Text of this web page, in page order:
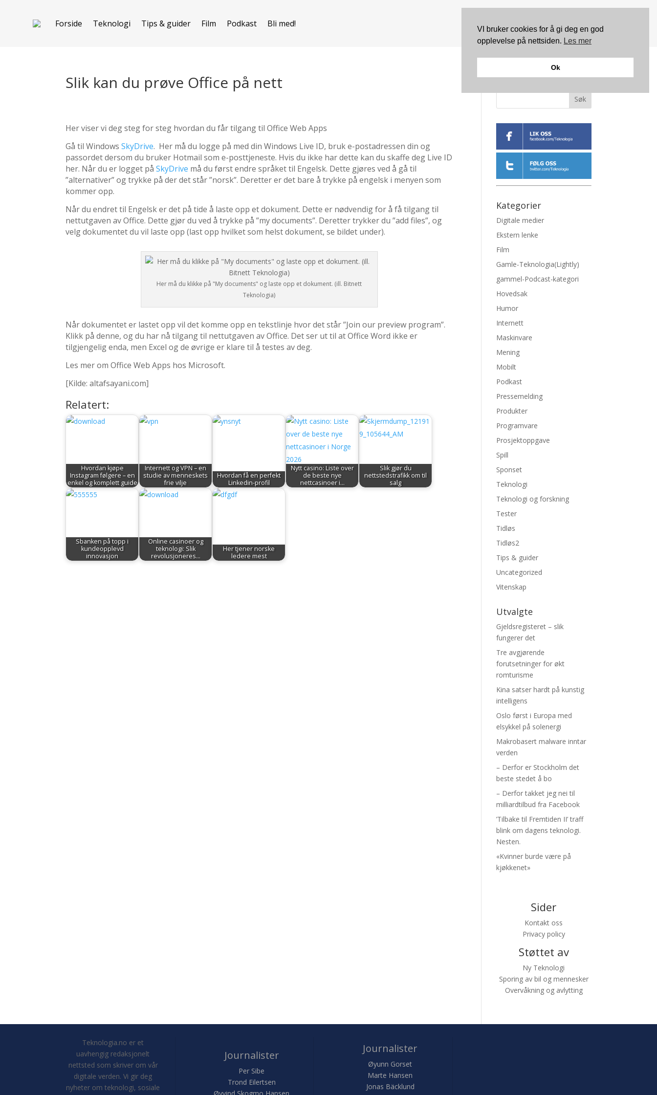
Forside Teknologi Tips & guider Film Podkast Bli med!
Slik kan du prøve Office på nett
Her viser vi deg steg for steg hvordan du får tilgang til Office Web Apps
Gå til Windows SkyDrive. Her må du logge på med din Windows Live ID, bruk e-postadressen din og
passordet dersom du bruker Hotmail som e-posttjeneste. Hvis du ikke har dette kan du skaffe deg Live ID
her. Når du er logget på SkyDrive må du først endre språket til Engelsk. Dette gjøres ved å gå til
”alternativer” og trykke på der det står ”norsk”. Deretter er det bare å trykke på engelsk i menyen som
kommer opp.
Når du endret til Engelsk er det på tide å laste opp et dokument. Dette er nødvendig for å få tilgang til
nettutgaven av Office. Dette gjør du ved å trykke på ”my documents”. Deretter trykker du ”add files”, og
velg dokumentet du vil laste opp (last opp hvilket som helst dokument, se bildet under).
Her må du klikke på "My documents" og laste opp et dokument. (ill. Bitnett
Teknologia)
Når dokumentet er lastet opp vil det komme opp en tekstlinje hvor det står ”Join our preview program”.
Klikk på denne, og du har nå tilgang til nettutgaven av Office. Det ser ut til at Office Word ikke er
tilgjengelig enda, men Excel og de øvrige er klare til å testes av deg.
Les mer om Office Web Apps hos Microsoft.
[Kilde: altafsayani.com]
Relatert:
Hvordan kjøpe
Instagram følgere – en
enkel og komplett guide
Internett og VPN – en
studie av menneskets
frie vilje
Hvordan få en perfekt
Linkedin-profil
Nytt casino: Liste over
de beste nye
nettcasinoer i…
Slik gjør du
nettstedstrafikk om til
salg
Sbanken på topp i
kundeopplevd
innovasjon
Online casinoer og
teknologi: Slik
revolusjoneres…
Her tjener norske
ledere mest
Søk
Kategorier
Digitale medier
Ekstern lenke
Film
Gamle-Teknologia(Lightly)
gammel-Podcast-kategori
Hovedsak
Humor
Internett
Maskinvare
Mening
Mobilt
Podkast
Pressemelding
Produkter
Programvare
Prosjektoppgave
Spill
Sponset
Teknologi
Teknologi og forskning
Tester
Tidløs
Tidløs2
Tips & guider
Uncategorized
Vitenskap
Utvalgte
Gjeldsregisteret – slik
fungerer det
Tre avgjørende
forutsetninger for økt
romturisme
Kina satser hardt på kunstig
intelligens
Oslo først i Europa med
elsykkel på solenergi
Makrobasert malware inntar
verden
– Derfor er Stockholm det
beste stedet å bo
– Derfor takket jeg nei til
milliardtilbud fra Facebook
’Tilbake til Fremtiden II’ traff
blink om dagens teknologi.
Nesten.
«Kvinner burde være på
kjøkkenet»
Sider
Kontakt oss
Privacy policy
Støttet av
Ny Teknologi
Sporing av bil og mennesker
Overvåkning og avlytting
Teknologia.no er et
uavhengig redaksjonelt
nettsted som skriver om vår
digitale verden. Vi gir deg
nyheter om teknologi, sosiale
Journalister
Per Sibe
Trond Eilertsen
Journalister
Øyunn Gorset
Marte Hansen
Jonas Bäcklund
VI bruker cookies for å gi deg en god
opplevelse på nettsiden. Les mer
Ok